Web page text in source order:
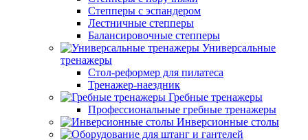
Степперы с эспандером
Лестничные степперы
Балансировочные степперы
Универсальные
тренажеры
Стол-реформер для пилатеса
Тренажер-наездник
Гребные тренажеры
Профессиональные гребные тренажеры
Инверсионные столы